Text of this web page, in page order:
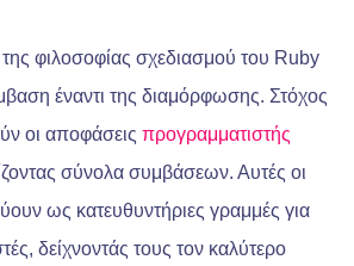
φιλοσοφίας σχεδιασμού του Ruby
έναντι της διαμόρφωσης. Στόχος
οι αποφάσεις προγραμματιστής
σύνολα συμβάσεων. Αυτές οι
ως κατευθυντήριες γραμμές για
δείχνοντάς τους τον καλύτερο